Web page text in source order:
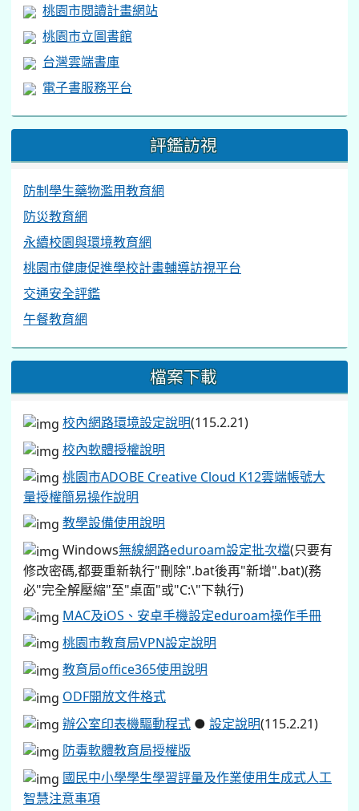
交通安全評鑑
午餐教育網
校內網路環境設定說明(115.2.21)
桃園市ADOBE Creative Cloud K12雲端帳號大
量授權簡易操作說明
教學設備使用說明
Windows無線網路eduroam設定批次檔
修改密碼,都要重新執行"刪除".bat後再"新增".bat)(務
必"完全解壓縮"至"桌面"或"C:\"下執行)
桃園市教育局VPN設定說明
教育局office365使用說明
ODF開放文件格式
辦公室印表機驅動程式
防毒軟體教育局授權版
國民中小學學生學習評量及作業使用生成式人工
智慧注意事項
【教職員工】教育局單一認證帳號信箱啟用說明
(單一認證帳號@ms.tyc.edu.tw)
學生OPEN ID帳號啟用說明
教育部 Google 雲端教育帳號啟用說明(帳號
@go.edu.tw)
同德國中學生活動肖像權同意書
12年國教專區
108課綱配套宣導資料.
桃園市12年國民基本教育資訊網